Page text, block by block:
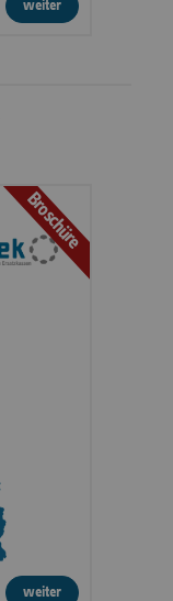
weiter
Broschüre
weiter